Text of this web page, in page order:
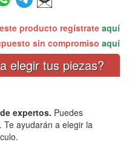
producto regístrate aquí
sin compromiso aquí
elegir tus piezas?
expertos. Puedes
ayudarán a elegir la